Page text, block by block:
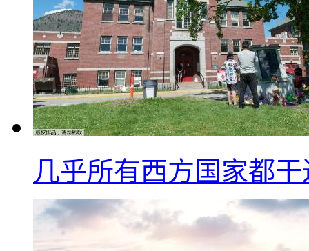
几乎所有西方国家都